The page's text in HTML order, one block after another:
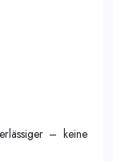
– keine